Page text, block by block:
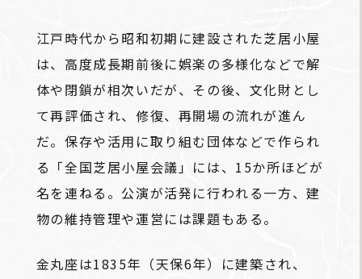
江戸時代から昭和初期に建設された芝居小屋
は、高度成長期前後に娯楽の多様化などで解
体や閉鎖が相次いだが、その後、文化財とし
て再評価され、修復、再開場の流れが進ん
だ。保存や活用に取り組む団体などで作られ
る「全国芝居小屋会議」には、15か所ほどが
名を連ねる。公演が活発に行われる一方、建
物の維持管理や運営には課題もある。
金丸座は1835年（天保6年）に建築され、